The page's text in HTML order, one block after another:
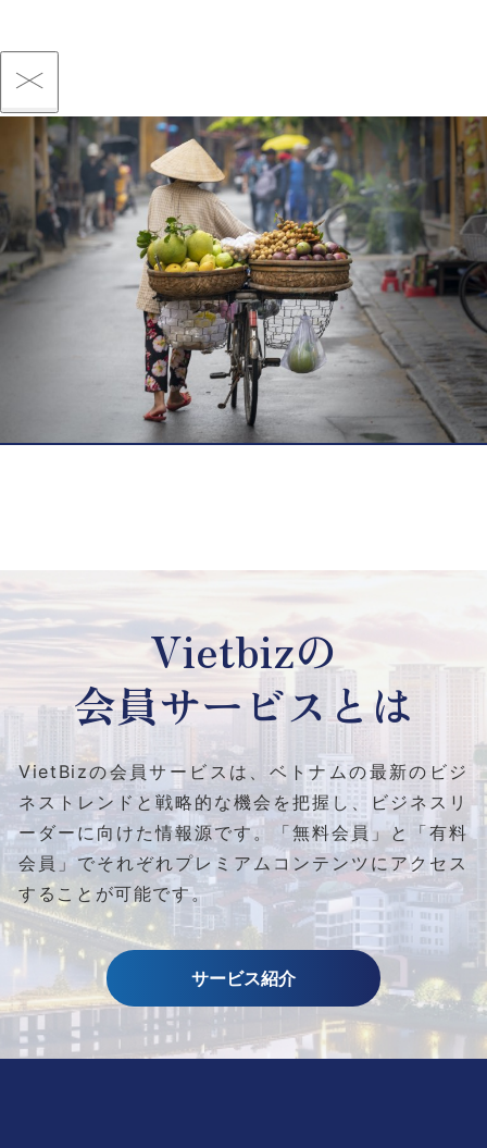
Vietbizの
会員サービスとは
VietBizの会員サービスは、ベトナムの最新のビジ
ネストレンドと戦略的な機会を把握し、ビジネスリ
ーダーに向けた情報源です。
「無料会員」と「有料
会員」でそれぞれプレミアムコンテンツにアクセス
することが可能です。
サービス紹介